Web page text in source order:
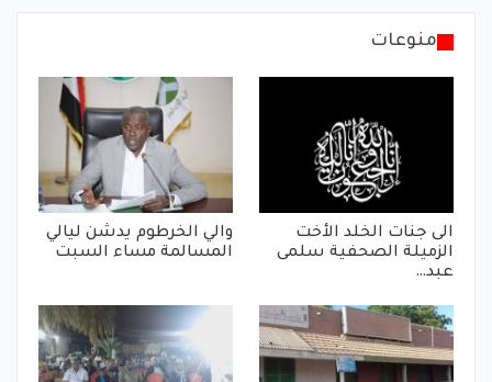
منوعات
الى جنات الخلد الأخت
الزميلة الصحفية سلمى
عبد…
والي الخرطوم يدشن ليالي
المسالمة مساء السبت